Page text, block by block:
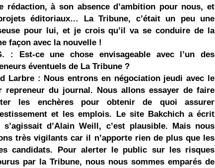
rédaction, à son absence d’ambition pour nous, et
éditoriaux… La Tribune, c’était un peu une
pour lui, et je crois qu’il va se conduire de la
façon avec la nouvelle !
: Est-ce une chose envisageable avec l’un des
éventuels de La Tribune ?
Larbre : Nous entrons en négociation jeudi avec le
repreneur du journal. Nous allons essayer de faire
les enchères pour obtenir de quoi assurer
et les emplois. Le site Bakchich a écrit
s’agissait d’Alain Weill, c’est plausible. Mais nous
très vigilants car il n’apporte rien de plus que les
candidats. Pour alerter le public sur les risques
par la Tribune, nous nous sommes emparés de